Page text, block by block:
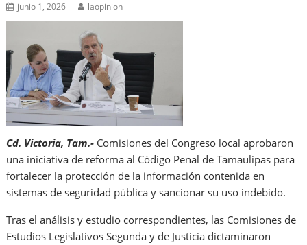
junio 1, 2026 laopinion
Cd. Victoria, Tam.- Comisiones del Congreso local aprobaron
una iniciativa de reforma al Código Penal de Tamaulipas para
fortalecer la protección de la información contenida en
sistemas de seguridad pública y sancionar su uso indebido.
Tras el análisis y estudio correspondientes, las Comisiones de
Estudios Legislativos Segunda y de Justicia dictaminaron